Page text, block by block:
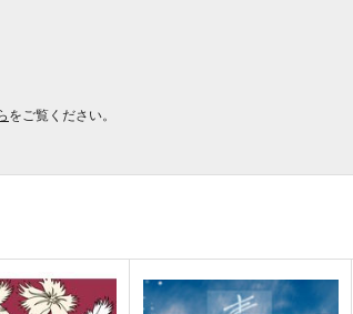
をご覧ください。